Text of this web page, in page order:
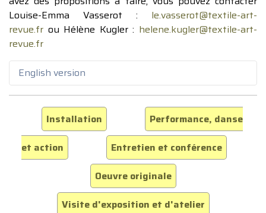
Louise-Emma Vasserot : le.vasserot@textile-art-
revue.fr ou Hélène Kugler : helene.kugler@textile-art-
revue.fr
English version
Installation
Performance, danse
et action
Entretien et conférence
Oeuvre originale
Visite d'exposition et d'atelier